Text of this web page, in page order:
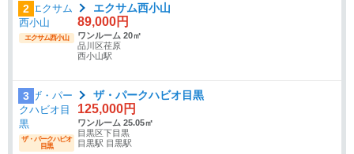
2
エクサム西小山
エクサム西小山
89,000円
ワンルーム 20㎡
品川区荏原
西小山駅
3
ザ・パークハビオ
目黒
ザ・パークハビオ目黒
125,000円
ワンルーム 25.05㎡
目黒区下目黒
目黒駅 目黒駅